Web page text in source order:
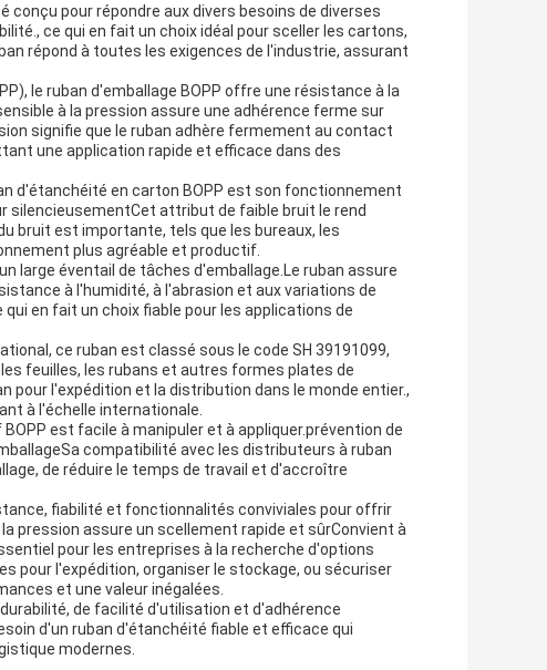
conçu pour répondre aux divers besoins de diverses
ce qui en fait un choix idéal pour sceller les cartons,
répond à toutes les exigences de l'industrie, assurant
le ruban d'emballage BOPP offre une résistance à la
à la pression assure une adhérence ferme sur
signifie que le ruban adhère fermement au contact
une application rapide et efficace dans des
d'étanchéité en carton BOPP est son fonctionnement
silencieusementCet attribut de faible bruit le rend
bruit est importante, tels que les bureaux, les
plus agréable et productif.
large éventail de tâches d'emballage.Le ruban assure
à l'humidité, à l'abrasion et aux variations de
en fait un choix fiable pour les applications de
ce ruban est classé sous le code SH 39191099,
feuilles, les rubans et autres formes plates de
l'expédition et la distribution dans le monde entier.,
à l'échelle internationale.
est facile à manipuler et à appliquer.prévention de
compatibilité avec les distributeurs à ruban
de réduire le temps de travail et d'accroître
fiabilité et fonctionnalités conviviales pour offrir
pression assure un scellement rapide et sûrConvient à
pour les entreprises à la recherche d'options
pour l'expédition, organiser le stockage, ou sécuriser
et une valeur inégalées.
de facilité d'utilisation et d'adhérence
d'un ruban d'étanchéité fiable et efficace qui
modernes.